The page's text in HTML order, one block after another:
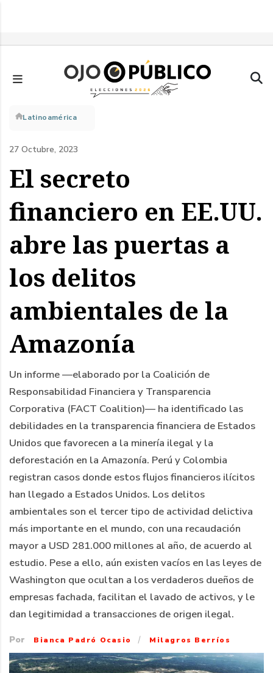
principal
Sobrescribir
enlaces
de
ayuda
a
la
navegación
Latinoamérica
27 Octubre, 2023
El secreto
financiero en EE.UU.
abre las puertas a
los delitos
ambientales de la
Amazonía
Un informe —elaborado por la Coalición de
Responsabilidad Financiera y Transparencia
Corporativa (FACT Coalition)— ha identificado las
debilidades en la transparencia financiera de Estados
Unidos que favorecen a la minería ilegal y la
deforestación en la Amazonía. Perú y Colombia
registran casos donde estos flujos financieros ilícitos
han llegado a Estados Unidos. Los delitos
ambientales son el tercer tipo de actividad delictiva
más importante en el mundo, con una recaudación
mayor a USD 281.000 millones al año, de acuerdo al
estudio. Pese a ello, aún existen vacíos en las leyes de
Washington que ocultan a los verdaderos dueños de
empresas fachada, facilitan el lavado de activos, y le
dan legitimidad a transacciones de origen ilegal.
Por Bianca Padró Ocasio / Milagros Berríos